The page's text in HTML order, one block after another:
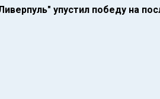
упустил победу на